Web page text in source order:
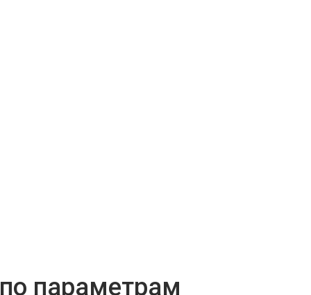
параметрам